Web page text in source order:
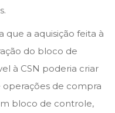
que a aquisição feita à
do bloco de
à CSN poderia criar
de compra
bloco de controle,